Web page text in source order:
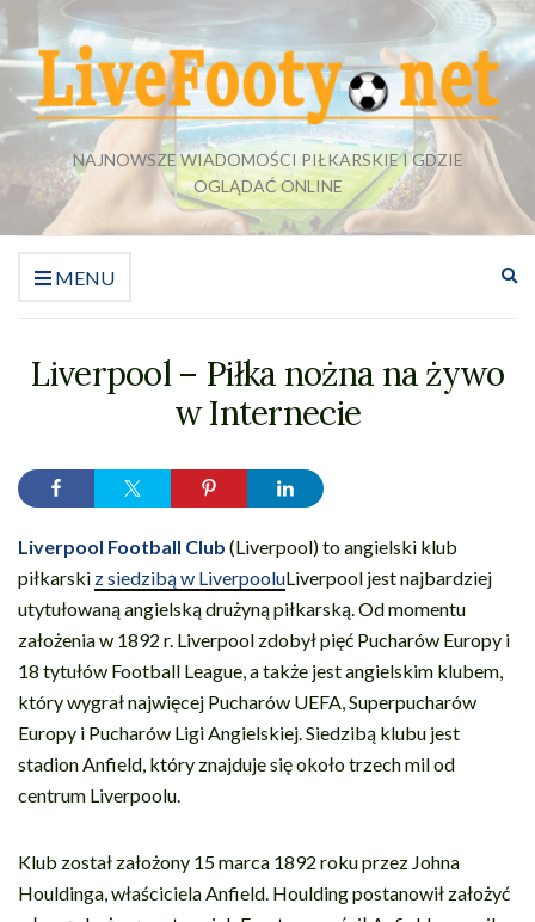
NAJNOWSZE WIADOMOŚCI PIŁKARSKIE I GDZIE
OGLĄDAĆ ONLINE
MENU
Liverpool – Piłka nożna na żywo
w Internecie
Liverpool Football Club (Liverpool) to angielski klub
piłkarski z siedzibą w LiverpooluLiverpool jest najbardziej
utytułowaną angielską drużyną piłkarską. Od momentu
założenia w 1892 r. Liverpool zdobył pięć Pucharów Europy i
18 tytułów Football League, a także jest angielskim klubem,
który wygrał najwięcej Pucharów UEFA, Superpucharów
Europy i Pucharów Ligi Angielskiej. Siedzibą klubu jest
stadion Anfield, który znajduje się około trzech mil od
centrum Liverpoolu.
Klub został założony 15 marca 1892 roku przez Johna
Houldinga, właściciela Anfield. Houlding postanowił założyć